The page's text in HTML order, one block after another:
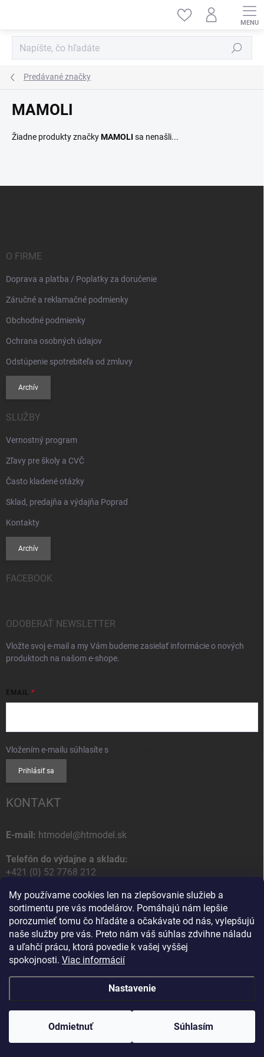
My používame cookies len na zlepšovanie služieb a
sortimentu pre vás modelárov. Pomáhajú nám lepšie
porozumieť tomu čo hľadáte a očakávate od nás, vylepšujú
naše služby pre vás. Preto nám váš súhlas zdvihne náladu
a uľahčí prácu, ktorá povedie k vašej vyššej
spokojnosti. Viac informácií
Nastavenie
Odmietnuť Súhlasím
Hľadať
Predávané značky
MAMOLI
Žiadne produkty značkyMAMOLI sa nenašli...
O FIRME
Doprava a platba / Poplatky za doručenie
Záručné a reklamačné podmienky
Obchodné podmienky
Ochrana osobných údajov
Odstúpenie spotrebiteľa od zmluvy
Archív
SLUŽBY
Vernostný program
Zľavy pre školy a CVČ
Často kladené otázky
Sklad, predajňa a výdajňa Poprad
Kontakty
Archív
FACEBOOK
ODOBERAŤ NEWSLETTER
Vložte svoj e-mail a my Vám budeme zasielať informácie o nových
produktoch na našom e-shope.
EMAIL
Vložením e-mailu súhlasíte s
Prihlásiť sa
KONTAKT
E-mail: htmodel@htmodel.sk
Telefón do výdajne a skladu:
+421 (0) 52 7768 212
Poštová / Odberná adresa:
HT model
Na letisko 49
058 01 Poprad
Slovenská Republika
Vytvoril Shoptet
Copyright 2026HT model. Všetky práva vyhradené.Upraviť nastavenie
Ako vám pomôžem?